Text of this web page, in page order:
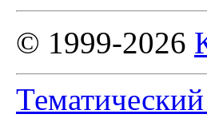
© 1999-2026